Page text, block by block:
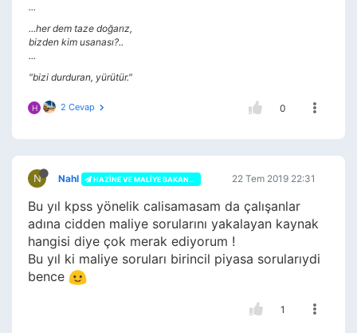
...
...her dem taze doğarız,
bizden kim usanası?..
...
"bizi durduran, yürütür."
H 2 Cevap 0
N Nahl HAZINE VE MALIYE BAKANLIĞI 22 Tem 2019 22:31
Bu yıl kpss yönelik calisamasam da çalışanlar
adına cidden maliye sorularını yakalayan kaynak
hangisi diye çok merak ediyorum !
Bu yıl ki maliye soruları birincil piyasa sorularıydi
bence
1